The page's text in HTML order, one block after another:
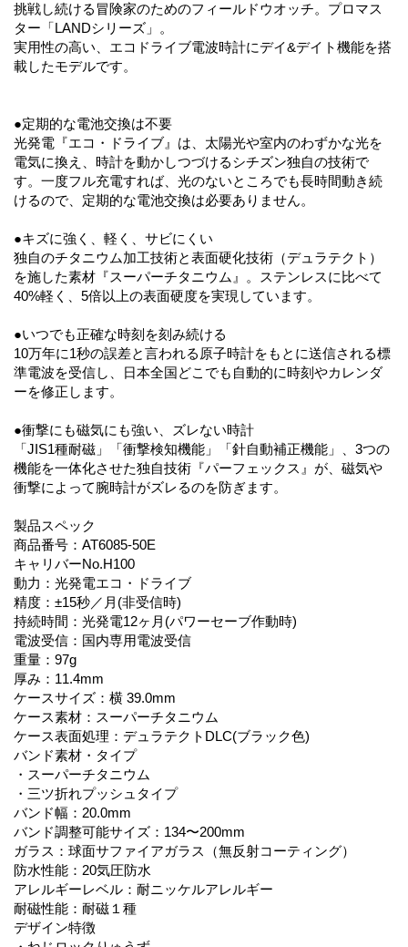
挑戦し続ける冒険家のためのフィールドウオッチ。プロマス
ター「LANDシリーズ」。
実用性の高い、エコドライブ電波時計にデイ&デイト機能を搭
載したモデルです。
●定期的な電池交換は不要
光発電『エコ・ドライブ』は、太陽光や室内のわずかな光を
電気に換え、時計を動かしつづけるシチズン独自の技術で
す。一度フル充電すれば、光のないところでも長時間動き続
けるので、定期的な電池交換は必要ありません。
●キズに強く、軽く、サビにくい
独自のチタニウム加工技術と表面硬化技術（デュラテクト）
を施した素材『スーパーチタニウム』。ステンレスに比べて
40%軽く、5倍以上の表面硬度を実現しています。
●いつでも正確な時刻を刻み続ける
10万年に1秒の誤差と言われる原子時計をもとに送信される標
準電波を受信し、日本全国どこでも自動的に時刻やカレンダ
ーを修正します。
●衝撃にも磁気にも強い、ズレない時計
「JIS1種耐磁」「衝撃検知機能」「針自動補正機能」、3つの
機能を一体化させた独自技術『パーフェックス』が、磁気や
衝撃によって腕時計がズレるのを防ぎます。
製品スペック
商品番号：AT6085-50E
キャリバーNo.H100
動力：光発電エコ・ドライブ
精度：±15秒／月(非受信時)
持続時間：光発電12ヶ月(パワーセーブ作動時)
電波受信：国内専用電波受信
重量：97g
厚み：11.4mm
ケースサイズ：横 39.0mm
ケース素材：スーパーチタニウム
ケース表面処理：デュラテクトDLC(ブラック色)
バンド素材・タイプ
・スーパーチタニウム
・三ツ折れプッシュタイプ
バンド幅：20.0mm
バンド調整可能サイズ：134〜200mm
ガラス：球面サファイアガラス（無反射コーティング）
防水性能：20気圧防水
アレルギーレベル：耐ニッケルアレルギー
耐磁性能：耐磁１種
デザイン特徴